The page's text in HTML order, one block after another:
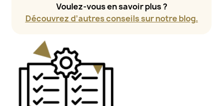
Voulez-vous en savoir plus ?
Découvrez d’autres conseils sur notre blog.